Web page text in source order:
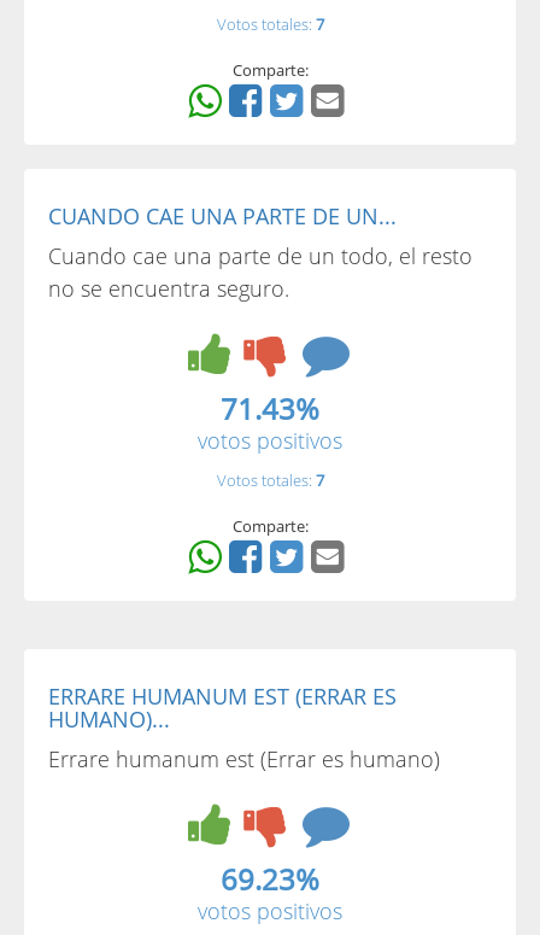
Votos totales: 7
Comparte:
CUANDO CAE UNA PARTE DE UN...
Cuando cae una parte de un todo, el resto
no se encuentra seguro.
71.43%
votos positivos
Votos totales: 7
Comparte:
ERRARE HUMANUM EST (ERRAR ES
HUMANO)...
Errare humanum est (Errar es humano)
69.23%
votos positivos